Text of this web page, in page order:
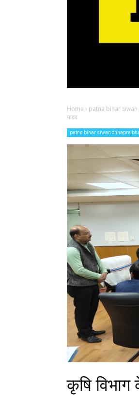
Home › patna bihar
यादव
patna bihar siwan chhapra
कृषि विभाग